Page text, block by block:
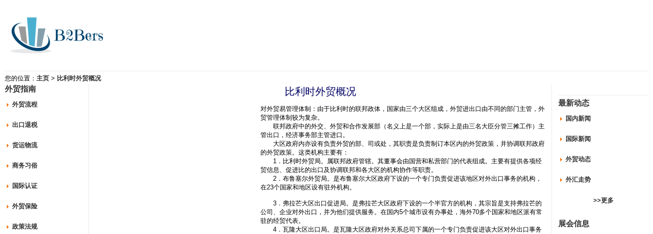
您的位置： 主页 > 比利时外贸概况
外贸指南
外贸流程
出口退税
货运物流
商务习俗
国际认证
外贸保险
政策法规
比利时外贸概况
对外贸易管理体制：由于比利时的联邦政体，国家由三个大区组成，外贸进出口由不同的部门主管，外
贸管理体制较为复杂。
联邦政府中的外交、外贸和合作发展部（名义上是一个部，实际上是由三名大臣分管三摊工作）主
管出口，经济事务部主管进口。
大区政府内亦设有负责外贸的部、司或处，其职责是负责制订本区内的外贸政策，并协调联邦政府
的外贸政策。这类机构主要有：
1．比利时外贸局。属联邦政府管辖。其董事会由国营和私营部门的代表组成。主要有提供各项经
贸信息、促进比的出口及协调联邦和各大区的机构协作等职责。
2．布鲁塞尔外贸局。是布鲁塞尔大区政府下设的一个专门负责促进该地区对外出口事务的机构，
在23个国家和地区设有驻外机构。
3．弗拉芒大区出口促进局。是弗拉芒大区政府下设的一个半官方的机构，其宗旨是支持弗拉芒的
公司、企业对外出口，并为他们提供服务。在国内5个城市设有办事处，海外70多个国家和地区派有常
驻的经贸代表。
4．瓦隆大区出口局。是瓦隆大区政府对外关系总司下属的一个专门负责促进该大区对外出口事务
最新动态
国内新闻
国际新闻
外贸动态
外汇走势
>>更多
展会信息